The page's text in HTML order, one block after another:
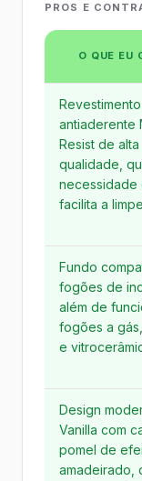
PROS E
O QUE EU
Revestimento
antiaderente
Resist de alta
qualidade,
necessidade
facilita a
Fundo
fogões de
além de
fogões a
e
Design
Vanilla com
pomel de
amadeirado,